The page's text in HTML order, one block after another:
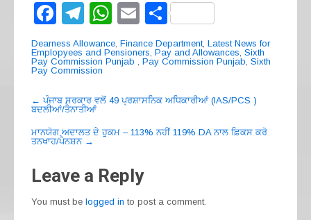
F
a
c
e
b
o
o
k
T
el
e
gr
a
m
W
h
at
A
p
E
m
ail
S
h
ar
Dearness Allowance, Finance Department, Latest News for
Emplopyees and Pensioners, Pay and Allowances, Sixth
Pay Commission Punjab , Pay Commission Punjab, Sixth
Pay Commission
Post
navigation
← ਪੰਜਾਬ ਸਰਕਾਰ ਵਲੋਂ 49 ਪ੍ਰਸ਼ਾਸਨਿਕ ਅਧਿਕਾਰੀਆਂ (IAS/PCS )
ਬਦਲੀਆਂ/ਤੈਨਾਤੀਆਂ
ਮਾਨਯੋਗ ਅਦਾਲਤ ਦੇ ਹੁਕਮ – 113% ਨਹੀਂ 119% DA ਨਾਲ ਫ਼ਿਕਸ ਕਰੋ
ਤਨਖਾਹ/ਪੈਨਸ਼ਨ →
Leave a Reply
You must be logged in to post a comment.